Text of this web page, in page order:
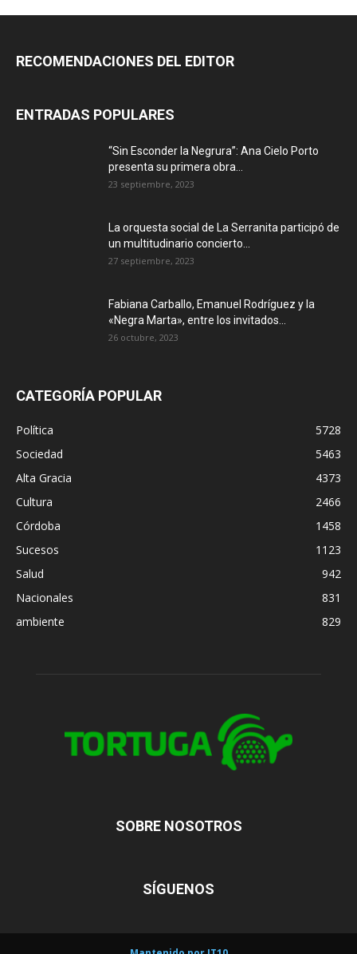
RECOMENDACIONES DEL EDITOR
ENTRADAS POPULARES
“Sin Esconder la Negrura”: Ana Cielo Porto
presenta su primera obra...
23 septiembre, 2023
La orquesta social de La Serranita participó de
un multitudinario concierto...
27 septiembre, 2023
Fabiana Carballo, Emanuel Rodríguez y la
«Negra Marta», entre los invitados...
26 octubre, 2023
CATEGORÍA POPULAR
Política
5728
Sociedad
5463
Alta Gracia
4373
Cultura
2466
Córdoba
1458
Sucesos
1123
Salud
942
Nacionales
831
ambiente
829
SOBRE NOSOTROS
SÍGUENOS